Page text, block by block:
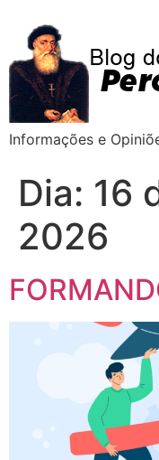
Informações e
Dia: 16
2026